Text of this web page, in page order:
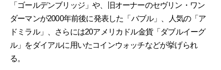
「ゴールデンブリッジ」や、旧オーナーのセヴリン・ワン
ダーマンが2000年前後に発表した「バブル」、人気の「ア
ドミラル」、さらには20アメリカドル金貨「ダブルイーグ
ル」をダイアルに用いたコインウォッチなどが挙げられ
る。